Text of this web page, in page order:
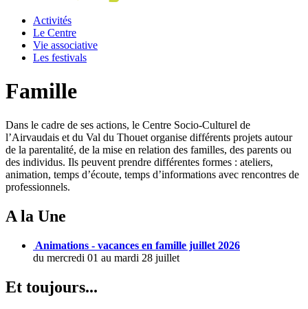
Activités
Le Centre
Vie associative
Les festivals
Famille
Dans le cadre de ses actions, le Centre Socio-Culturel de
l’Airvaudais et du Val du Thouet organise différents projets autour
de la parentalité, de la mise en relation des familles, des parents ou
des individus. Ils peuvent prendre différentes formes : ateliers,
animation, temps d’écoute, temps d’informations avec rencontres de
professionnels.
A la Une
Animations - vacances en famille juillet 2026
du mercredi 01 au mardi 28 juillet
Et toujours...